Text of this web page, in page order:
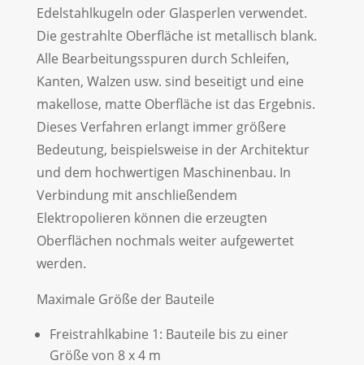
Edelstahlkugeln oder Glasperlen verwendet.
Die gestrahlte Oberfläche ist metallisch blank.
Alle Bearbeitungsspuren durch Schleifen,
Kanten, Walzen usw. sind beseitigt und eine
makellose, matte Oberfläche ist das Ergebnis.
Dieses Verfahren erlangt immer größere
Bedeutung, beispielsweise in der Architektur
und dem hochwertigen Maschinenbau. In
Verbindung mit anschließendem
Elektropolieren können die erzeugten
Oberflächen nochmals weiter aufgewertet
werden.
Maximale Größe der Bauteile
Freistrahlkabine 1: Bauteile bis zu einer
Größe von 8 x 4 m